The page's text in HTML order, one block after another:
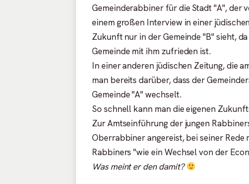
Gemeinderabbiner für die Stadt "A", der
einem großen Interview in einer
Zukunft nur in der Gemeinde "B" sieht,
Gemeinde mit ihm zufrieden ist.
In einer anderen jüdischen Zeitung, die
man bereits darüber, dass der
Gemeinde "A" wechselt.
So schnell kann man die eigenen
Zur Amtseinführung der jungen
Oberrabbiner angereist, bei seiner Rede
Rabbiners "wie ein Wechsel von der
Was meint er den damit?